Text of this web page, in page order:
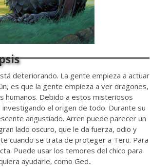
deteriorando. La gente empieza a actuar
es que la gente empieza a ver dragones,
humanos. Debido a estos misteriosos
el origen de todo. Durante su
angustiado. Arren puede parecer un
lado oscuro, que le da fuerza, odio y
cuando se trata de proteger a Teru. Para
Puede usar los temores del chico para
ayudarle, como Ged..